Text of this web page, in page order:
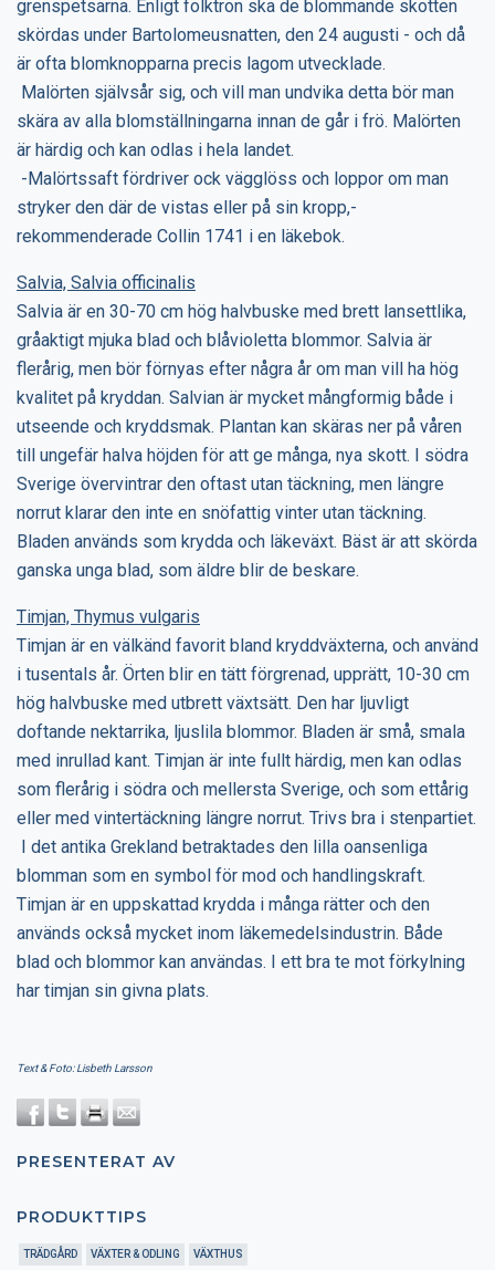
grenspetsarna. Enligt folktron ska de blommande skotten
skördas under Bartolomeusnatten, den 24 augusti - och då
är ofta blomknopparna precis lagom utvecklade.
Malörten självsår sig, och vill man undvika detta bör man
skära av alla blomställningarna innan de går i frö. Malörten
är härdig och kan odlas i hela landet.
-Malörtssaft fördriver ock vägglöss och loppor om man
stryker den där de vistas eller på sin kropp,-
rekommenderade Collin 1741 i en läkebok.
Salvia, Salvia officinalis
Salvia är en 30-70 cm hög halvbuske med brett lansettlika,
gråaktigt mjuka blad och blåvioletta blommor. Salvia är
flerårig, men bör förnyas efter några år om man vill ha hög
kvalitet på kryddan. Salvian är mycket mångformig både i
utseende och kryddsmak. Plantan kan skäras ner på våren
till ungefär halva höjden för att ge många, nya skott. I södra
Sverige övervintrar den oftast utan täckning, men längre
norrut klarar den inte en snöfattig vinter utan täckning.
Bladen används som krydda och läkeväxt. Bäst är att skörda
ganska unga blad, som äldre blir de beskare.
Timjan, Thymus vulgaris
Timjan är en välkänd favorit bland kryddväxterna, och använd
i tusentals år. Örten blir en tätt förgrenad, upprätt, 10-30 cm
hög halvbuske med utbrett växtsätt. Den har ljuvligt
doftande nektarrika, ljuslila blommor. Bladen är små, smala
med inrullad kant. Timjan är inte fullt härdig, men kan odlas
som flerårig i södra och mellersta Sverige, och som ettårig
eller med vintertäckning längre norrut. Trivs bra i stenpartiet.
I det antika Grekland betraktades den lilla oansenliga
blomman som en symbol för mod och handlingskraft.
Timjan är en uppskattad krydda i många rätter och den
används också mycket inom läkemedelsindustrin. Både
blad och blommor kan användas. I ett bra te mot förkylning
har timjan sin givna plats.
Text & Foto: Lisbeth Larsson
PRESENTERAT AV
PRODUKTTIPS
TRÄDGÅRD VÄXTER & ODLING VÄXTHUS